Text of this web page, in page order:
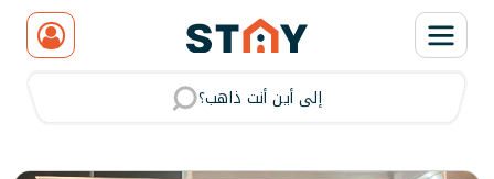
إلى أين أنت ذاهب؟
مسح